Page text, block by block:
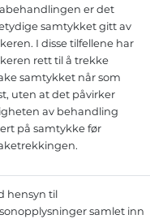
er det
samtykket gitt av
I disse tilfellene har
rett til å trekke
samtykket når som
uten at det påvirker
av behandling
på samtykke før
hensyn til
samlet inn